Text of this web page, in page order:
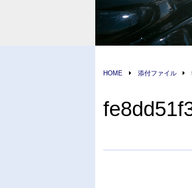
HOME 添付ファイル